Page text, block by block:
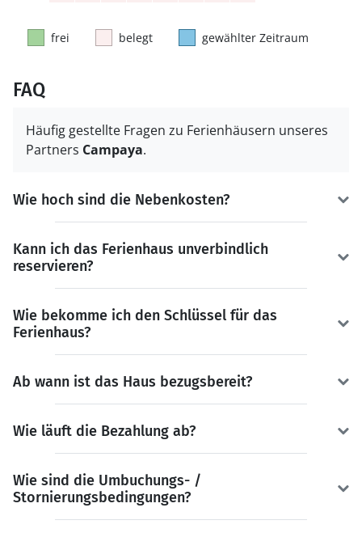
frei belegt gewählter Zeitraum
FAQ
Häufig gestellte Fragen zu Ferienhäusern unseres
Partners Campaya.
Wie hoch sind die Nebenkosten?
Kann ich das Ferienhaus unverbindlich
reservieren?
Wie bekomme ich den Schlüssel für das
Ferienhaus?
Ab wann ist das Haus bezugsbereit?
Wie läuft die Bezahlung ab?
Wie sind die Umbuchungs- /
Stornierungsbedingungen?